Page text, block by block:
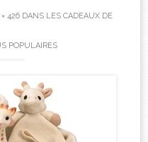
426 DANS LES CADEAUX DE
POPULAIRES